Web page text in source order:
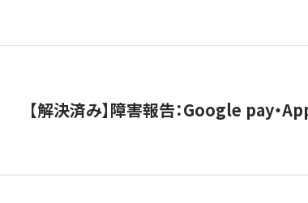
【解決済み】障害報告：Google pay・